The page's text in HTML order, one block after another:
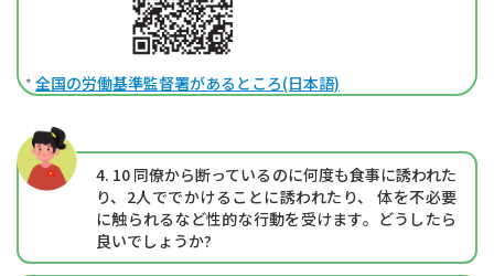
* 全国の労働基準監督署があるところ(日本語)
4. 10 同僚から断っているのに何度も食事に誘われた
り、2人ででかけることに誘われたり、 体を不必要
に触られるなど性的な行動を受けます。どうしたら
良いでしょうか?